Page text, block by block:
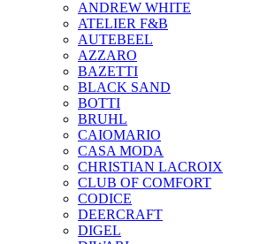
ANDREW WHITE
ATELIER F&B
AUTEBEEL
AZZARO
BAZETTI
BLACK SAND
BOTTI
BRUHL
CAIOMARIO
CASA MODA
CHRISTIAN LACROIX
CLUB OF COMFORT
CODICE
DEERCRAFT
DIGEL